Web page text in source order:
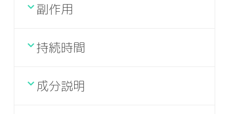
副作用
持続時間
成分説明